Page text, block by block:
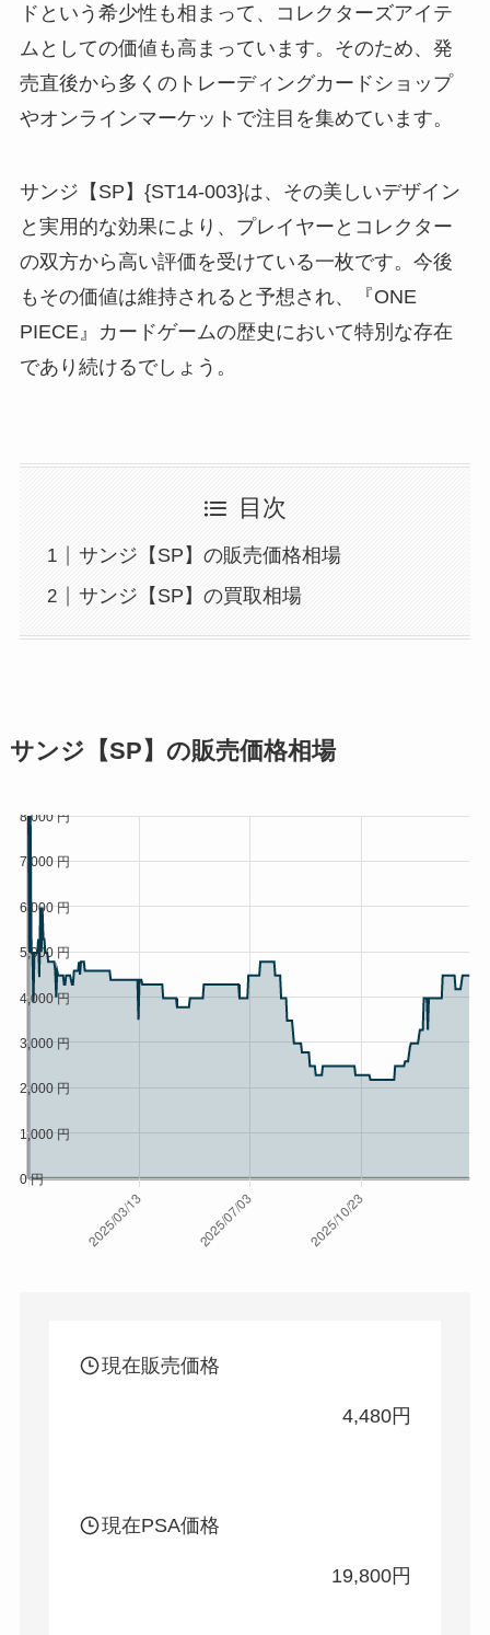
ドという希少性も相まって、コレクターズアイテ
ムとしての価値も高まっています。そのため、発
売直後から多くのトレーディングカードショップ
やオンラインマーケットで注目を集めています。
サンジ【SP】{ST14-003}は、その美しいデザイン
と実用的な効果により、プレイヤーとコレクター
の双方から高い評価を受けている一枚です。今後
もその価値は維持されると予想され、『ONE
PIECE』カードゲームの歴史において特別な存在
であり続けるでしょう。
目次
サンジ【SP】の販売価格相場
サンジ【SP】の買取相場
サンジ【SP】の販売価格相場
現在販売価格
4,480円
現在PSA価格
19,800円